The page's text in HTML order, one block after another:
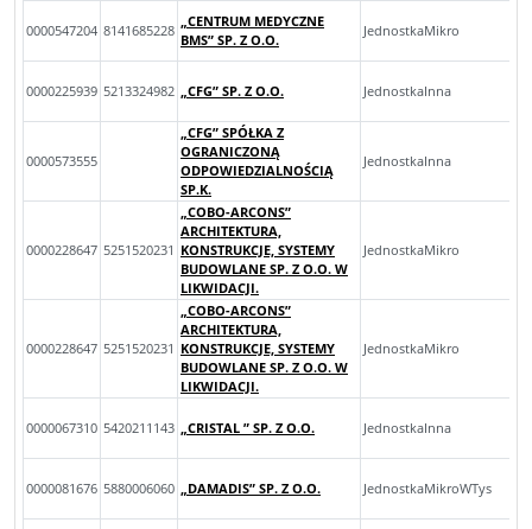
0000547204 8141685228
„CENTRUM MEDYCZNE
BMS” SP. Z O.O.
JednostkaMikro
0000225939 5213324982 „CFG” SP. Z O.O. JednostkaInna
0000573555
„CFG” SPÓŁKA Z
OGRANICZONĄ
ODPOWIEDZIALNOŚCIĄ
SP.K.
JednostkaInna
0000228647 5251520231
„COBO-ARCONS”
ARCHITEKTURA,
KONSTRUKCJE, SYSTEMY
BUDOWLANE SP. Z O.O. W
LIKWIDACJI.
JednostkaMikro
0000228647 5251520231
„COBO-ARCONS”
ARCHITEKTURA,
KONSTRUKCJE, SYSTEMY
BUDOWLANE SP. Z O.O. W
LIKWIDACJI.
JednostkaMikro
0000067310 5420211143 „CRISTAL ” SP. Z O.O. JednostkaInna
0000081676 5880006060 „DAMADIS” SP. Z O.O. JednostkaMikroWTys